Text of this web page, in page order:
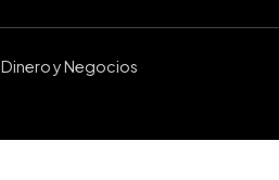
Dinero y Negocios